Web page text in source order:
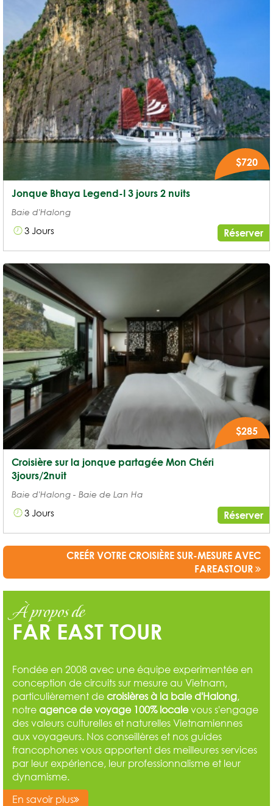
$720
Jonque Bhaya Legend-I 3 jours 2 nuits
Baie d'Halong
3 Jours Réserver
$285
Croisière sur la jonque partagée Mon Chéri
3jours/2nuit
Baie d'Halong - Baie de Lan Ha
3 Jours Réserver
CREÉR VOTRE CROISIÈRE SUR-MESURE AVEC
FAREASTOUR
À propos de
FAR EAST TOUR
Fondée en 2008 avec une équipe experimentée en
conception de circuits sur mesure au Vietnam,
particulièrement decroisières à la baie d'Halong,
notreagence de voyage 100% localevous s'engage
des valeurs culturelles et naturelles Vietnamiennes
aux voyageurs. Nos conseillères et nos guides
francophones vous apportent des meilleures services
par leur expérience, leur professionnalisme et leur
dynamisme.
En savoir plus